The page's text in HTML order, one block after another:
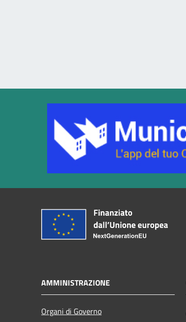
AMMINISTRAZIONE
Organi di Governo